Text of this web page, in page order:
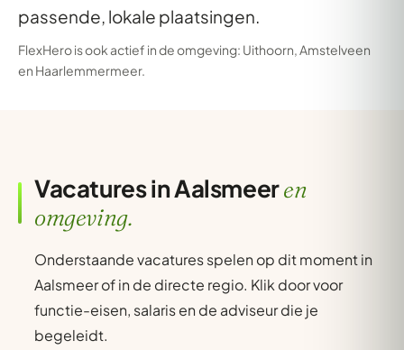
passende, lokale plaatsingen.
FlexHero is ook actief in de omgeving: Uithoorn,Amstelveen
en Haarlemmermeer.
Vacatures in Aalsmeeren
omgeving.
Onderstaande vacatures spelen op dit moment in
Aalsmeer of in de directe regio. Klik door voor
functie-eisen, salaris en de adviseur die je
begeleidt.